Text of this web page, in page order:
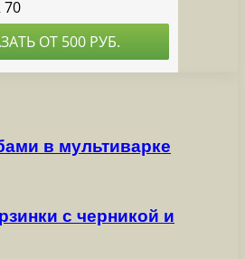
в мультиварке
с черникой и